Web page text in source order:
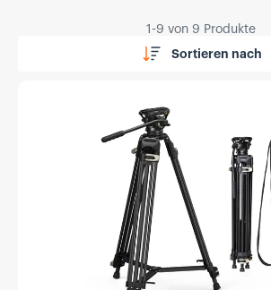
1 -9 von 9 Produkte
Sortieren nach